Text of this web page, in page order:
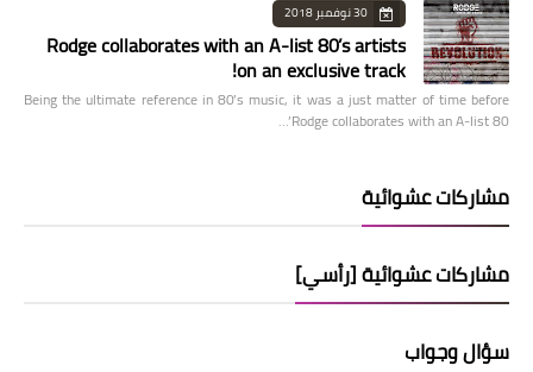
30 نوفمبر 2018
Rodge collaborates with an A-list 80’s artists
on an exclusive track!
Being the ultimate reference in 80’s music, it was a just matter of time before
Rodge collaborates with an A-list 80’…
مشاركات عشوائية
مشاركات عشوائية [رأسي]
سؤال وجواب